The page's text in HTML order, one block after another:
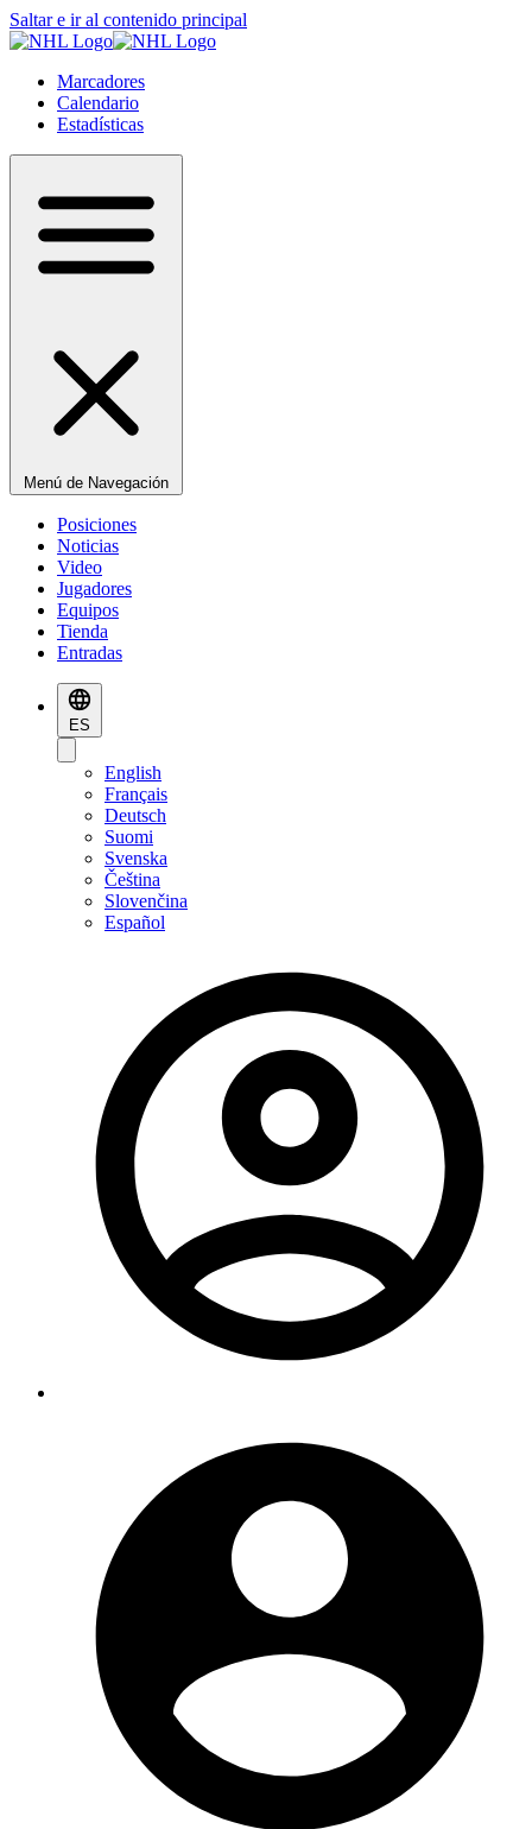
Saltar e ir al contenido principal
Marcadores
Calendario
Estadísticas
Menú de Navegación
Posiciones
Noticias
Video
Jugadores
Equipos
Tienda
Entradas
ES
English
Français
Deutsch
Suomi
Svenska
Čeština
Slovenčina
Español